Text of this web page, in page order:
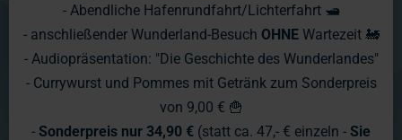
Auf der Konferenz von Jalta wird die
Aufteilung Deutschlands in vier
Besatzerzonen entschieden. Berlin
wird gemäß dem Viermächtestatus in
- Abendliche Hafenrundfahrt/Lichterfahrt 🛥️
- anschließender Wunderland-Besuch OHNE Wartezeit 🚂
- Audiopräsentation: "Die Geschichte des Wunderlandes"
- Currywurst und Pommes mit Getränk zum Sonderpreis
von 9,00 € 🍟
- Sonderpreis nur 34,90 € (statt ca. 47,- € einzeln - Sie